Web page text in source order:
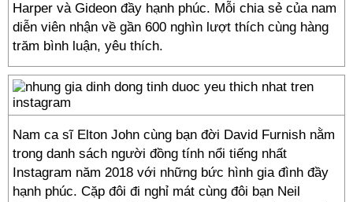
Harper và Gideon đầy hạnh phúc. Mỗi chia sẻ của nam
diễn viên nhận về gần 600 nghìn lượt thích cùng hàng
trăm bình luận, yêu thích.
Nam ca sĩ Elton John cùng bạn đời David Furnish nằm
trong danh sách người đồng tính nổi tiếng nhất
Instagram năm 2018 với những bức hình gia đình đầy
hạnh phúc. Cặp đôi đi nghỉ mát cùng đôi bạn Neil